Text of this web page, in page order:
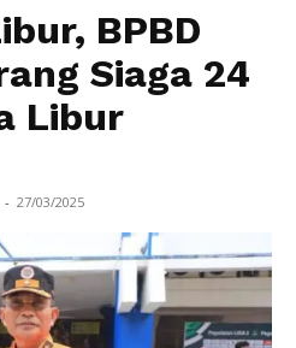
BPBD
Siaga 24
Libur
- 27/03/2025